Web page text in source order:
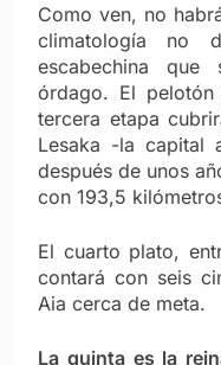
Como ven, no
climatología
escabechina
órdago. El
tercera etapa
Lesaka -la capital
después de unos
con 193,5
El cuarto plato,
contará con seis
Aia cerca de meta.
La quinta es la